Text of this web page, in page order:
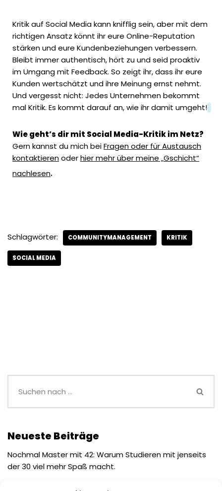
Kritik auf Social Media kann knifflig sein, aber mit dem
richtigen Ansatz könnt ihr eure Online-Reputation
stärken und eure Kundenbeziehungen verbessern.
Bleibt immer authentisch, hört zu und seid proaktiv
im Umgang mit Feedback. So zeigt ihr, dass ihr eure
Kunden wertschätzt und ihre Meinung ernst nehmt.
Und vergesst nicht: Jedes Unternehmenbekommt
mal Kritik. Es kommt darauf an, wie ihr damit umgeht!
Wie geht’s dir mit Social Media-Kritik im Netz?
Gern kannst du mich beiFragen oder für Austausch
kontaktierenoderhier mehr über meine „Gschicht“
nachlesen.
Schlagwörter: COMMUNITYMANAGEMENT KRITIK
SOCIAL MEDIA
Neueste Beiträge
Nochmal Master mit 42: Warum Studieren mit jenseits
der 30 viel mehr Spaß macht.